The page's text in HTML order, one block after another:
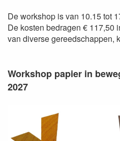
De workshop is van 10.15 tot
De kosten bedragen € 117,50
van diverse gereedschappen,
Workshop papier in
2027